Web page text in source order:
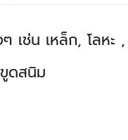
ช่น เหล็ก, โลหะ
ดสนิม